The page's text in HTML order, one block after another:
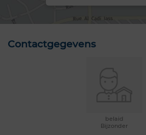
Contactgegevens
belaid
Bijzonder